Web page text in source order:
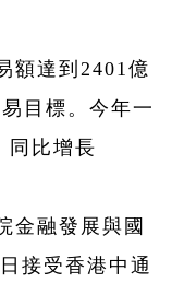
額達到2401億
目標。今年一
同比增長
金融發展與國
接受香港中通